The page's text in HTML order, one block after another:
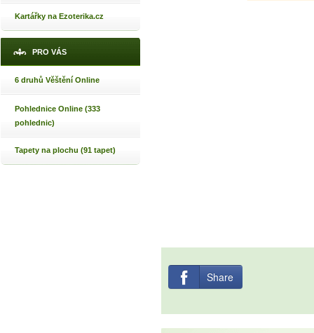
Kartářky na Ezoterika.cz
PRO VÁS
6 druhů Věštění Online
Pohlednice Online (333
pohlednic)
Tapety na plochu (91 tapet)
Share